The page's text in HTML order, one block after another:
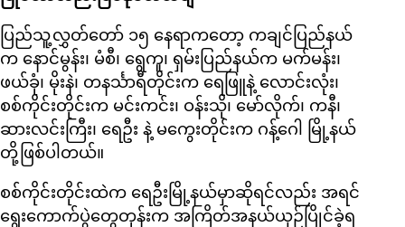
ပြည်သူ့လွှတ်တော် ၁၅ နေရာကတော့ ကချင်ပြည်နယ်
က နောင်မွန်း၊ မံစီ၊ ရွေကူ၊ ရှမ်းပြည်နယ်က မက်မန်း၊
ဖယ်ခုံ၊ မိုးနဲ၊ တနင်္သာရီတိုင်းက ရေဖြူနဲ့ လောင်းလုံး၊
စစ်ကိုင်းတိုင်းက မင်းကင်း၊ ဝန်းသို၊ မော်လိုက်၊ ကနီ၊
ဆားလင်းကြီး၊ ရေဦး နဲ့ မကွေးတိုင်းက ဂန့်ဂေါ မြို့နယ်
တို့ဖြစ်ပါတယ်။
စစ်ကိုင်းတိုင်းထဲက ရေဦးမြို့နယ်မှာဆိုရင်လည်း အရင်
ရွေးကောက်ပွဲတွေတုန်းက အကြိတ်အနယ်ယှဉ်ပြိုင်ခဲ့ရ